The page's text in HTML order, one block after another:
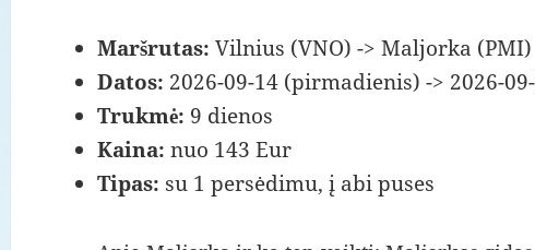
Maršrutas: Vilnius (VNO) -> Maljorka (PMI)
Datos: 2026-09-14 (pirmadienis) -> 2026-
Trukmė: 9 dienos
Kaina: nuo 143 Eur
Tipas: su 1 persėdimu, į abi puses